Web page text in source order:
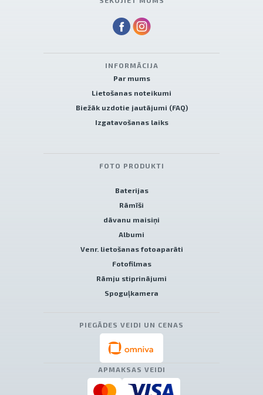
INFORMĀCIJA
Par mums
Lietošanas noteikumi
Biežāk uzdotie jautājumi (FAQ)
Izgatavošanas laiks
FOTO PRODUKTI
Baterijas
Rāmīši
dāvanu maisiņi
Albumi
Venr. lietošanas fotoaparāti
Fotofilmas
Rāmju stiprinājumi
Spoguļkamera
PIEGĀDES VEIDI UN CENAS
APMAKSAS VEIDI